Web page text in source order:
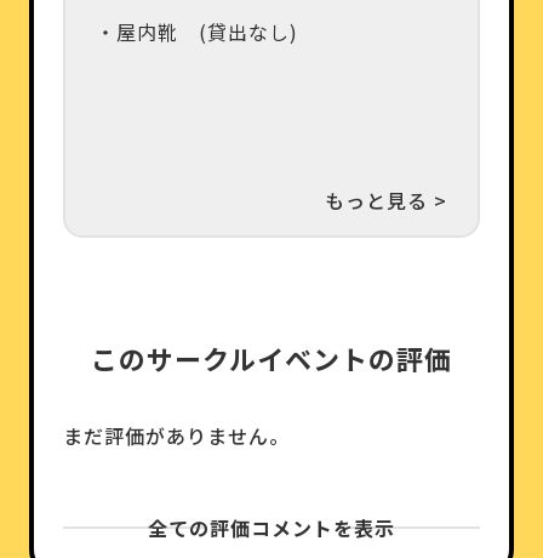
・屋内靴 (貸出なし)
もっと見る >
このサークルイベントの評価
まだ評価がありません。
全ての評価コメントを表示